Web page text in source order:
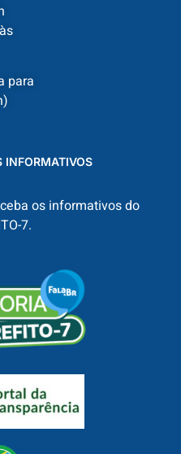
para
INFORMATIVOS
os informativos do
7.